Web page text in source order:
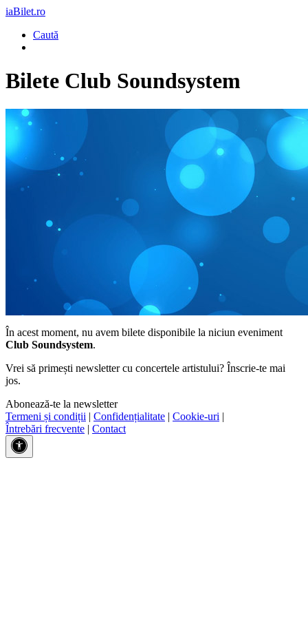
iaBilet.ro
Caută
Bilete Club Soundsystem
În acest moment, nu avem bilete disponibile la niciun eveniment
Club Soundsystem.
Vrei să primești newsletter cu concertele artistului? Înscrie-te mai
jos.
Abonează-te la newsletter
Termeni și condiții | Confidențialitate | Cookie-uri |
Întrebări frecvente | Contact